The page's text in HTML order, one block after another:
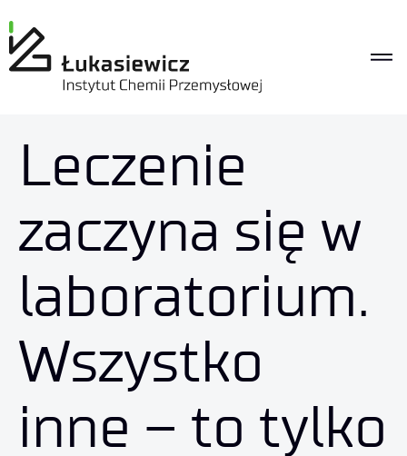
Leczenie
zaczyna się w
laboratorium.
Wszystko
inne – to tylko